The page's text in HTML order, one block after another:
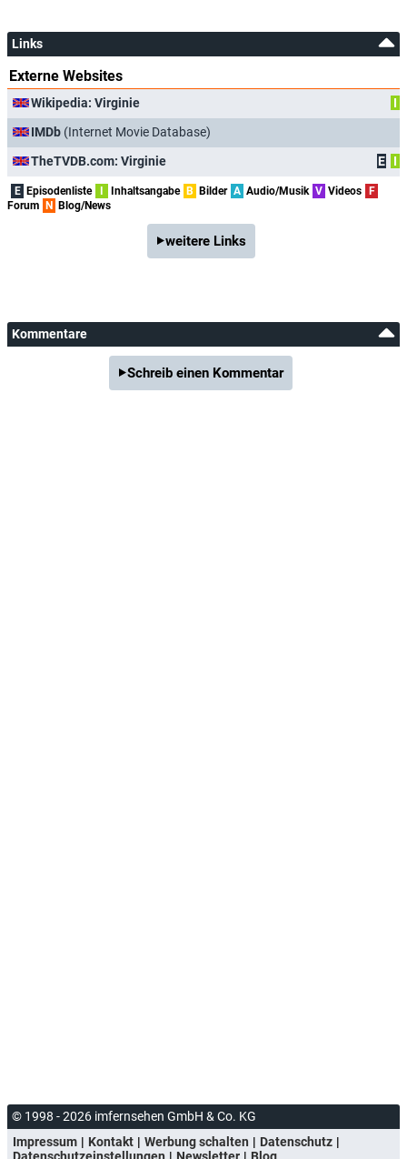
Links
Externe Websites
Wikipedia: Virginie
I
IMDb (Internet Movie Database)
TheTVDB.com: Virginie
E I
E Episodenliste I Inhaltsangabe B Bilder A Audio/Musik V Videos F
Forum N Blog/News
weitere Links
Kommentare
Schreib einen Kommentar
© 1998 - 2026 imfernsehen GmbH & Co. KG
Impressum
Kontakt Werbung schalten
Datenschutz